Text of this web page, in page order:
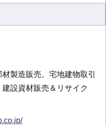
製造販売。宅地建物取引
設資材販売＆リサイク